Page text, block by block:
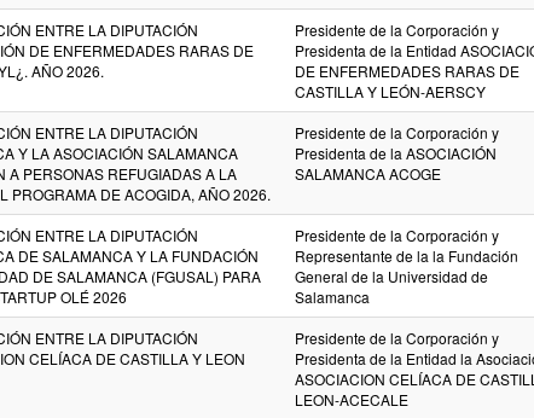
ENTRE LA DIPUTACIÓN
DE ENFERMEDADES RARAS DE
AÑO 2026.
Presidente de la Corporación y
Presidenta de la Entidad
DE ENFERMEDADES RARAS DE
CASTILLA Y LEÓN-AERSCY
ENTRE LA DIPUTACIÓN
Y LA ASOCIACIÓN SALAMANCA
A PERSONAS REFUGIADAS A LA
PROGRAMA DE ACOGIDA, AÑO 2026.
Presidente de la Corporación y
Presidenta de la ASOCIACIÓN
SALAMANCA ACOGE
ENTRE LA DIPUTACIÓN
DE SALAMANCA Y LA FUNDACIÓN
DE SALAMANCA (FGUSAL) PARA
OLÉ 2026
Presidente de la Corporación y
Representante de la la Fundación
General de la Universidad de
Salamanca
ENTRE LA DIPUTACIÓN
CELÍACA DE CASTILLA Y LEON
Presidente de la Corporación y
Presidenta de la Entidad la
ASOCIACION CELÍACA DE
LEON-ACECALE